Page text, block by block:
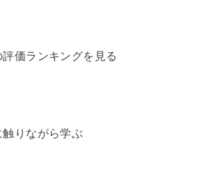
価ランキングを見る
りながら学ぶ